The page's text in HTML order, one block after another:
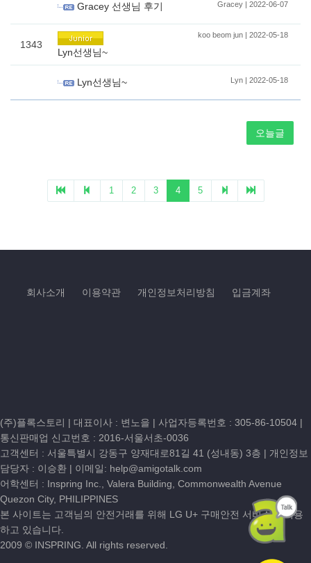
회사소개 이용약관 개인정보처리방침 입금계좌
(주)플록스토리 | 대표이사 : 변노을 | 사업자등록번호 : 305-86-10504 |
통신판매업 신고번호 : 2016-서울서초-0036
고객센터 : 서울특별시 강동구 양재대로81길 41 (성내동) 3층 | 개인정보
담당자 : 이승환 | 이메일: help@amigotalk.com
어학센터 : Inspring Inc., Valera Building, Commonwealth Avenue
Quezon City, PHILIPPINES
본 사이트는 고객님의 안전거래를 위해 LG U+ 구매안전 서비스를 이용
하고 있습니다.
2009 © INSPRING. All rights reserved.